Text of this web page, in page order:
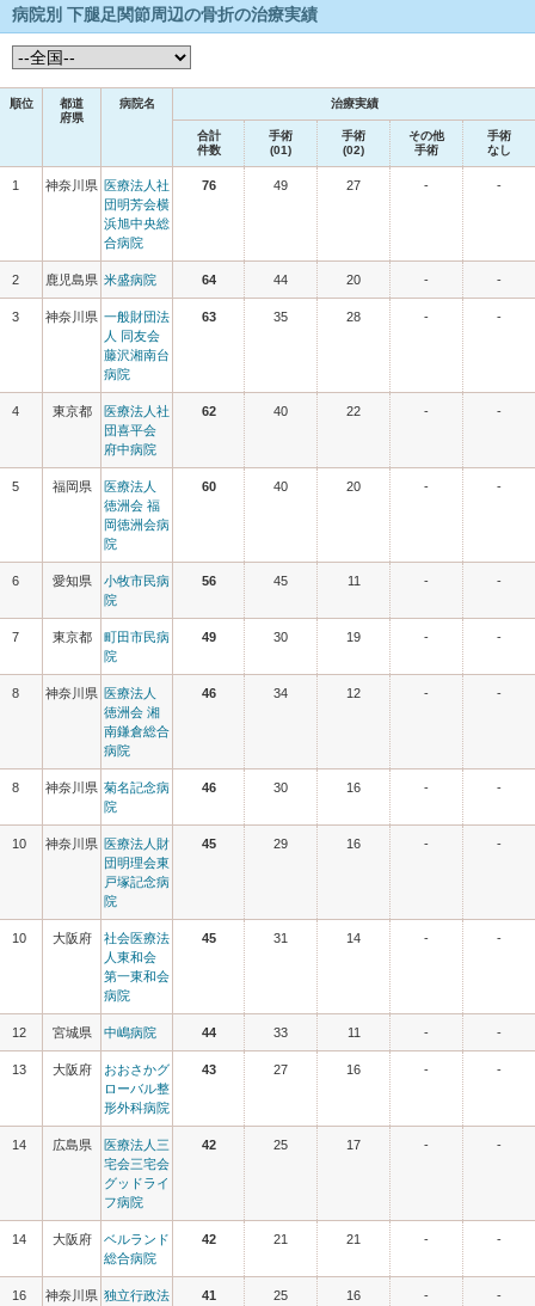
病院別 下腿足関節周辺の骨折の治療実績
順位
都道
府県
病院名 治療実績
合計
件数
手術
(01)
手術
(02)
その他
手術
手術
なし
1 神奈川県 医療法人社
団明芳会横
浜旭中央総
合病院
76 49 27 - -
2 鹿児島県 米盛病院 64 44 20 - -
3 神奈川県 一般財団法
人 同友会
藤沢湘南台
病院
63 35 28 - -
4 東京都
医療法人社
団喜平会
府中病院
62 40 22 - -
5 福岡県
医療法人
徳洲会 福
岡徳洲会病
院
60 40 20 - -
6 愛知県
小牧市民病
院
56 45 11 - -
7 東京都
町田市民病
院
49 30 19 - -
8 神奈川県 医療法人
徳洲会 湘
南鎌倉総合
病院
46 34 12 - -
8 神奈川県 菊名記念病
院
46 30 16 - -
10 神奈川県 医療法人財
団明理会東
戸塚記念病
院
45 29 16 - -
10 大阪府
社会医療法
人東和会
第一東和会
病院
45 31 14 - -
12 宮城県 中嶋病院 44 33 11 - -
13 大阪府
おおさかグ
ローバル整
形外科病院
43 27 16 - -
14 広島県
医療法人三
宅会三宅会
グッドライ
フ病院
42 25 17 - -
14 大阪府
ベルランド
総合病院
42 21 21 - -
16 神奈川県 独立行政法
41 25 16 - -